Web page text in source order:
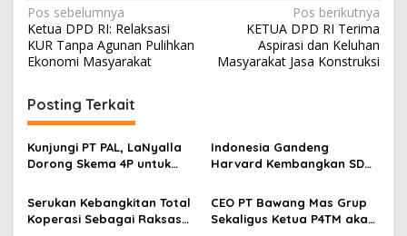
N
a
v
i
g
a
s
i
p
Pos sebelumnya
Ketua DPD RI: Relaksasi
KUR Tanpa Agunan Pulihkan
Ekonomi Masyarakat
Pos berikutnya
KETUA DPD RI Terima
Aspirasi dan Keluhan
Masyarakat Jasa Konstruksi
Posting Terkait
Kunjungi PT PAL, LaNyalla
Dorong Skema 4P untuk
Nasional
Indonesia Gandeng
Harvard Kembangkan SDM
Dunia
Serukan Kebangkitan Total
Koperasi Sebagai Raksasa
CEO PT Bawang Mas Grup
Sekaligus Ketua P4TM akan